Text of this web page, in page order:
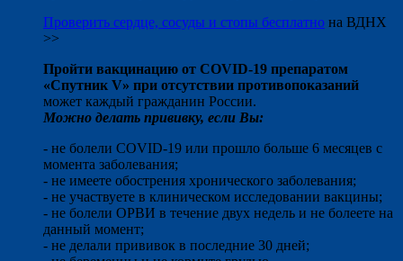
Проверить сердце, сосуды и стопы бесплатно на ВДНХ
>>
Пройти вакцинацию от COVID-19 препаратом
«Спутник V» при отсутствии противопоказаний
может каждый гражданин России.
Можно делать прививку, если Вы:
- не болели COVID-19 или прошло больше 6 месяцев с
момента заболевания;
- не имеете обострения хронического заболевания;
- не участвуете в клиническом исследовании вакцины;
- не болели ОРВИ в течение двух недель и не болеете на
данный момент;
- не делали прививок в последние 30 дней;